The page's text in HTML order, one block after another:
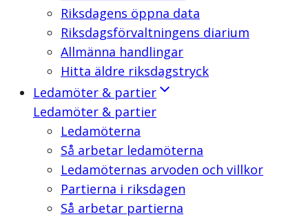
Riksdagens öppna data
Riksdagsförvaltningens diarium
Allmänna handlingar
Hitta äldre riksdagstryck
Ledamöter & partier
Ledamöter & partier
Ledamöterna
Så arbetar ledamöterna
Ledamöternas arvoden och villkor
Partierna i riksdagen
Så arbetar partierna